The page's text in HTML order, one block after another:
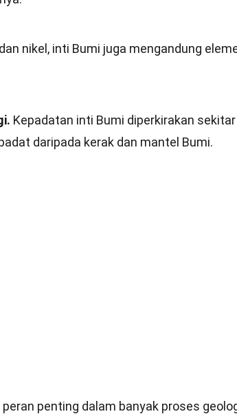
nikel, inti Bumi juga mengandung
Kepadatan inti Bumi diperkirakan sekitar
daripada kerak dan mantel Bumi.
penting dalam banyak proses